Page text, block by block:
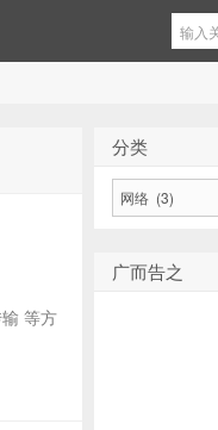
等方
分类
广而告之